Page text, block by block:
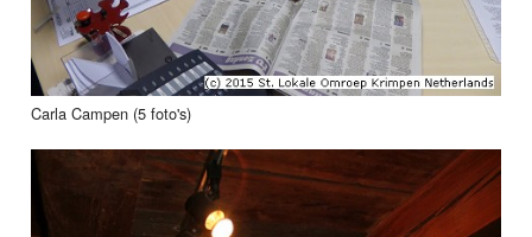
Carla Campen (5 foto's)